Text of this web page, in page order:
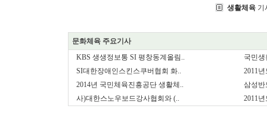
생활체육 기
문화체육 주요기사
KBS 생생정보통 SI 평창동계올림..
국민
SI대한장애인스킨스쿠버협회 화..
2011
2014년 국민체육진흥공단 생활체..
삼성반
사)대한스노우보드강사협회와 (..
2011